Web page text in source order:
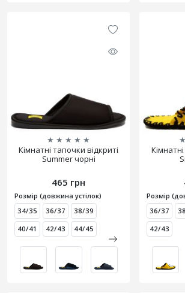
★ ★ ★ ★ ★
Кімнатні тапочки відкриті
Summer чорні
465 грн
Розмір (довжина устілок)
34/35
36/37
38/39
40/41
42/43 44/45
★
Розмір
36/37
42/43